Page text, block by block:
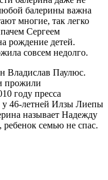
балерины важна
многие, так легко
Сергеем
рождение детей.
совсем недолго.
Владислав Паулюс.
прожили
году пресса
у 46-летней Илзы Лиепы
называет Надежду
семью не спас.